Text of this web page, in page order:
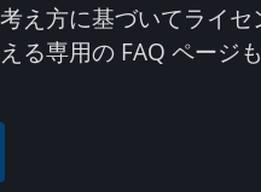
え方に基づいてライ
る専用の FAQ ページ